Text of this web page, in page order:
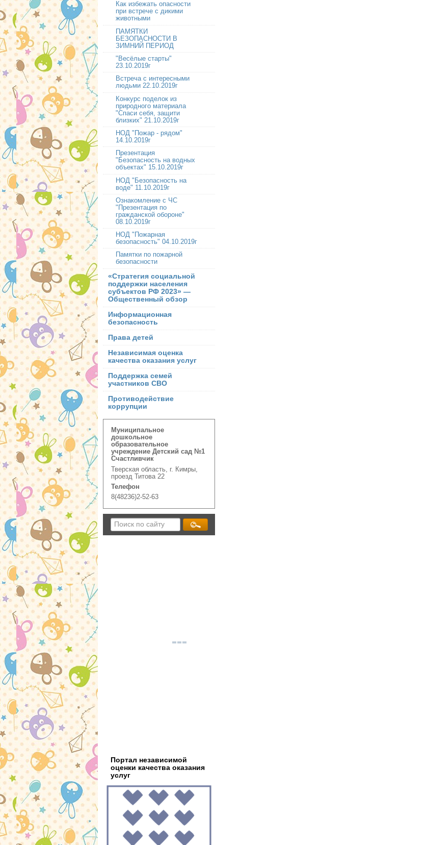
Как избежать опасности
при встрече с дикими
животными
ПАМЯТКИ
БЕЗОПАСНОСТИ В
ЗИМНИЙ ПЕРИОД
"Весёлые старты"
23.10.2019г
Встреча с интересными
людьми 22.10.2019г
Конкурс поделок из
природного материала
"Спаси себя, защити
близких" 21.10.2019г
НОД "Пожар - рядом"
14.10.2019г
Презентация
"Безопасность на водных
объектах" 15.10.2019г
НОД "Безопасность на
воде" 11.10.2019г
Ознакомление с ЧС
"Презентация по
гражданской обороне"
08.10.2019г
НОД "Пожарная
безопасность" 04.10.2019г
Памятки по пожарной
безопасности
«Стратегия социальной
поддержки населения
субъектов РФ 2023» —
Общественный обзор
Информационная
безопасность
Права детей
Независимая оценка
качества оказания услуг
Поддержка семей
участников СВО
Противодействие
коррупции
Муниципальное
дошкольное
образовательное
учреждение Детский сад №1
Счастливчик
Тверская область, г. Кимры,
проезд Титова 22
Телефон
8(48236)2-52-63
Портал независимой
оценки качества оказания
услуг